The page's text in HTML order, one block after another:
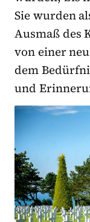
Sie wurden
Ausmaß des
von einer
dem
und